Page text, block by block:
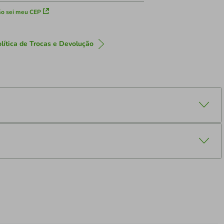
sei meu CEP
de Trocas e Devolução